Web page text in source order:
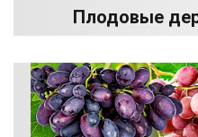
Плодовые